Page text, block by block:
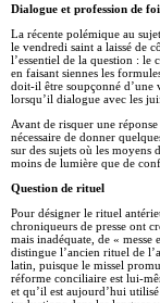
Dialogue et profession de foi
La récente polémique au
le vendredi saint a laissé de
l’essentiel de la question : le
en faisant siennes les
doit-il être soupçonné d’une
lorsqu’il dialogue avec les
Avant de risquer une
nécessaire de donner
sur des sujets où les
moins de lumière que de
Question de rituel
Pour désigner le rituel
chroniqueurs de presse ont
mais inadéquate, de «
distingue l’ancien rituel de
latin, puisque le missel
réforme conciliaire est lui-
et qu’il est aujourd’hui